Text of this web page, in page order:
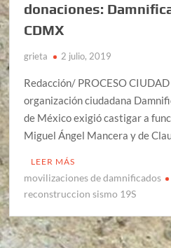
donaciones:
CDMX
grieta 2 julio, 2019
Redacción/ PROCESO
organización ciudadana
de México exigió castigar a
Miguel Ángel Mancera y de
LEER MÁS
movilizaciones de damnificados
reconstruccion sismo 19S